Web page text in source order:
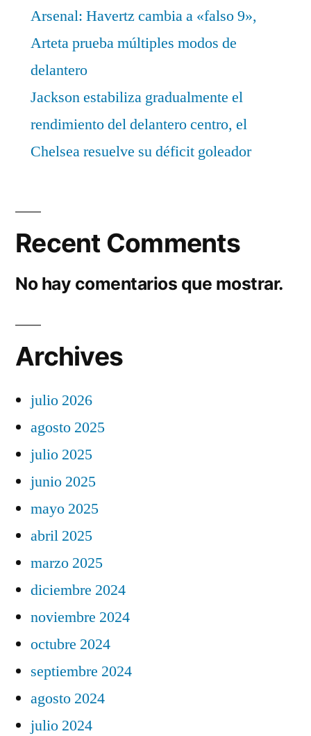
Arsenal: Havertz cambia a «falso 9»,
Arteta prueba múltiples modos de
delantero
Jackson estabiliza gradualmente el
rendimiento del delantero centro, el
Chelsea resuelve su déficit goleador
Recent Comments
No hay comentarios que mostrar.
Archives
julio 2026
agosto 2025
julio 2025
junio 2025
mayo 2025
abril 2025
marzo 2025
diciembre 2024
noviembre 2024
octubre 2024
septiembre 2024
agosto 2024
julio 2024